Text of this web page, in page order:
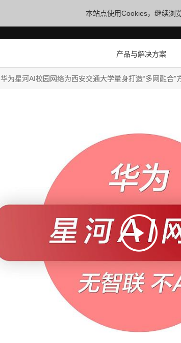
本站点使用Cookies，继续浏
产品与解决方案
华为星河AI校园网络为西安交通大学量身打造“多网融合”